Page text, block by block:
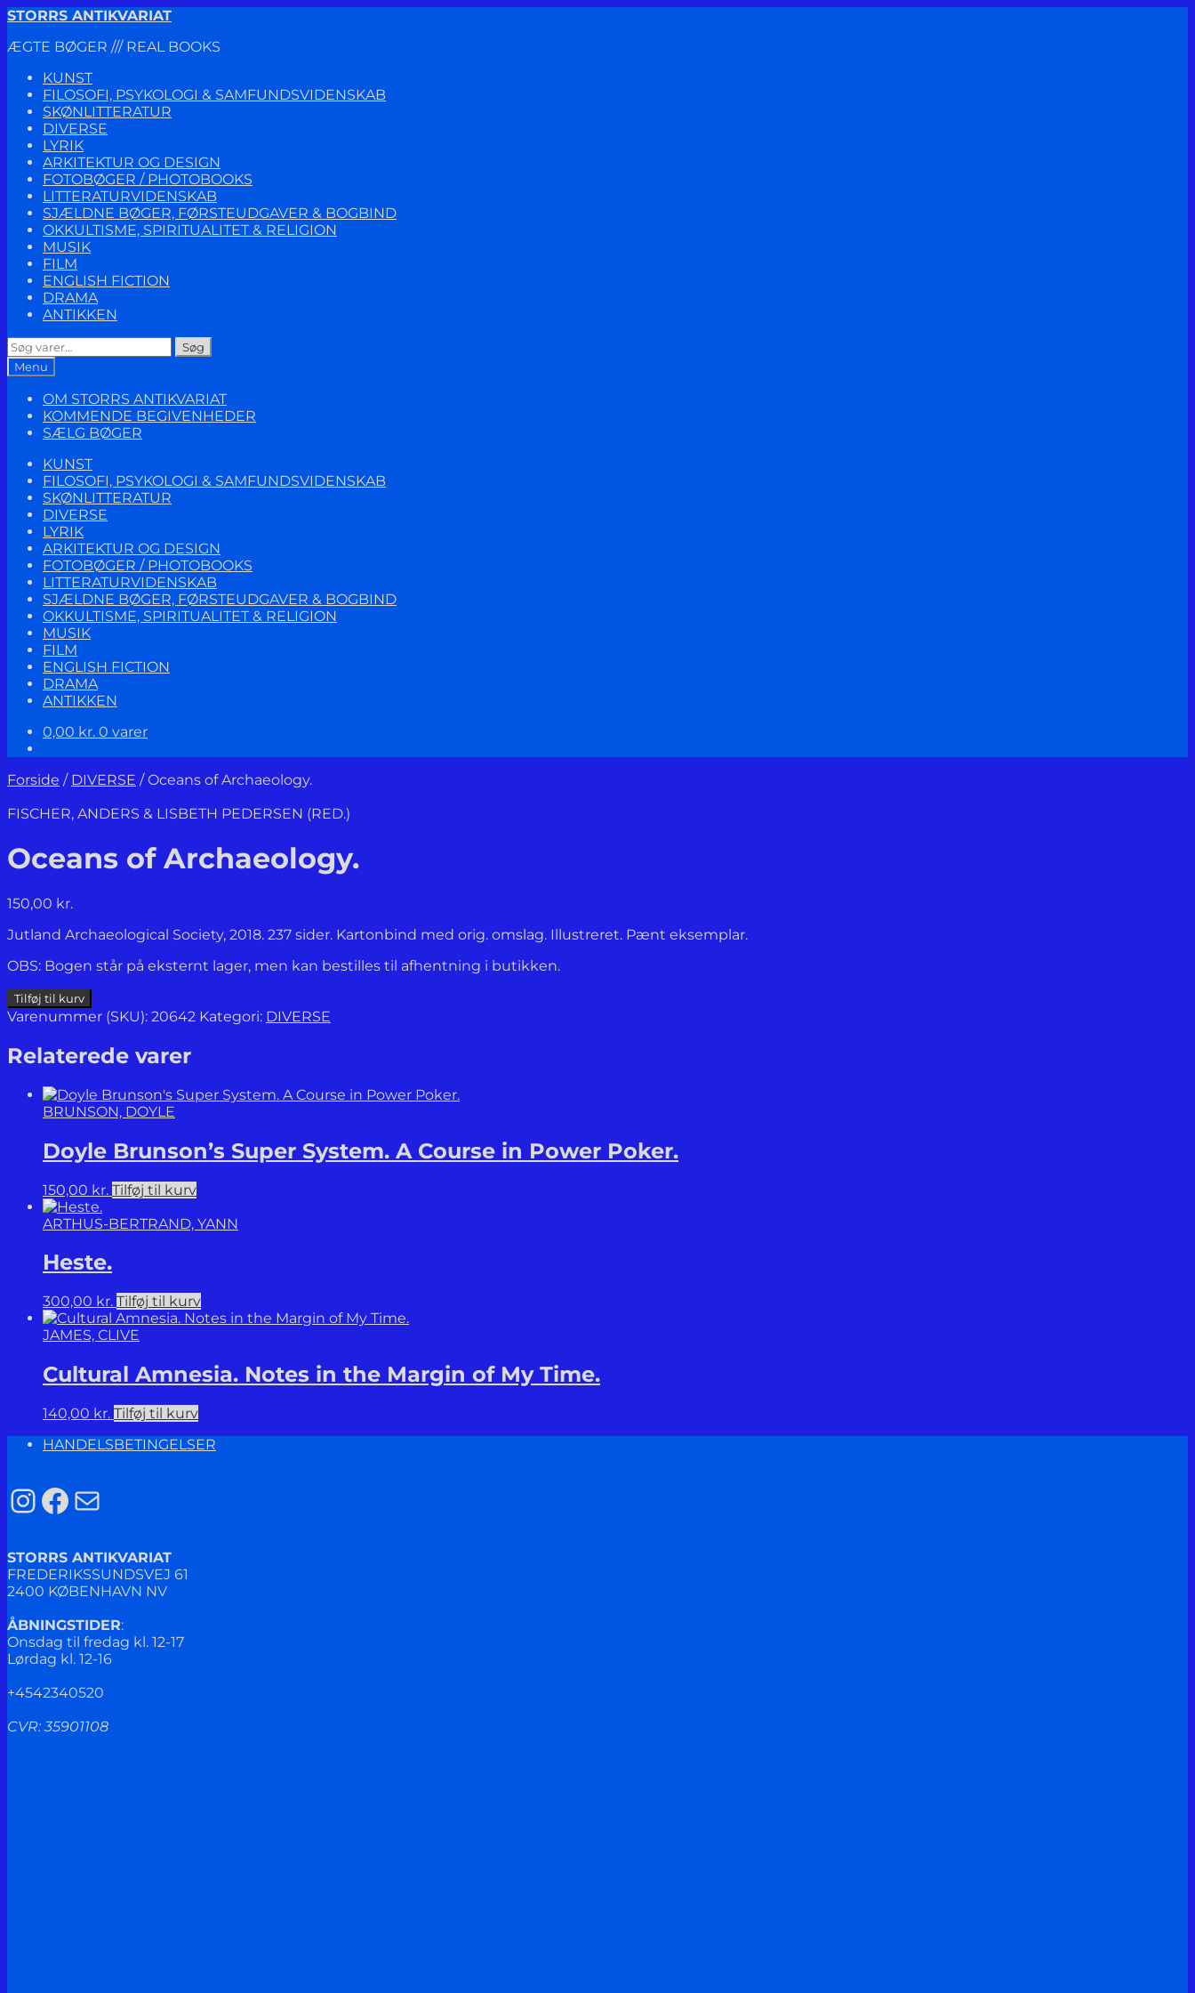
Spring
navigation
Spring
indhold
STORRS ANTIKVARIAT
ÆGTE BØGER /// REAL BOOKS
KUNST
FILOSOFI, PSYKOLOGI & SAMFUNDSVIDENSKAB
SKØNLITTERATUR
DIVERSE
LYRIK
ARKITEKTUR OG DESIGN
FOTOBØGER / PHOTOBOOKS
LITTERATURVIDENSKAB
SJÆLDNE BØGER, FØRSTEUDGAVER & BOGBIND
OKKULTISME, SPIRITUALITET & RELIGION
MUSIK
FILM
ENGLISH FICTION
DRAMA
ANTIKKEN
Søg
efter:
Søg
Menu
OM STORRS ANTIKVARIAT
KOMMENDE BEGIVENHEDER
SÆLG BØGER
KUNST
FILOSOFI, PSYKOLOGI & SAMFUNDSVIDENSKAB
SKØNLITTERATUR
DIVERSE
LYRIK
ARKITEKTUR OG DESIGN
FOTOBØGER / PHOTOBOOKS
LITTERATURVIDENSKAB
SJÆLDNE BØGER, FØRSTEUDGAVER & BOGBIND
OKKULTISME, SPIRITUALITET & RELIGION
MUSIK
FILM
ENGLISH FICTION
DRAMA
ANTIKKEN
0,00 kr. 0 varer
Forside / DIVERSE /Oceans of Archaeology.
FISCHER, ANDERS & LISBETH PEDERSEN (RED.)
Oceans of Archaeology.
150,00 kr.
Jutland Archaeological Society, 2018. 237 sider. Kartonbind med orig. omslag. Illustreret. Pænt eksemplar.
OBS: Bogen står på eksternt lager, men kan bestilles til afhentning i butikken.
Oceans
of
antal
Tilføj til kurv
Varenummer (SKU): 20642 Kategori: DIVERSE
Relaterede varer
BRUNSON, DOYLE
Doyle Brunson’s Super System. A Course in Power Poker.
150,00 kr. Tilføj til kurv
ARTHUS-BERTRAND, YANN
Heste.
300,00 kr. Tilføj til kurv
JAMES, CLIVE
Cultural Amnesia. Notes in the Margin of My Time.
140,00 kr. Tilføj til kurv
HANDELSBETINGELSER
Instagram
Facebook
Mail
STORRS ANTIKVARIAT
FREDERIKSSUNDSVEJ 61
2400 KØBENHAVN NV
ÅBNINGSTIDER:
Onsdag til fredag kl. 12-17
Lørdag kl. 12-16
+4542340520
CVR: 35901108